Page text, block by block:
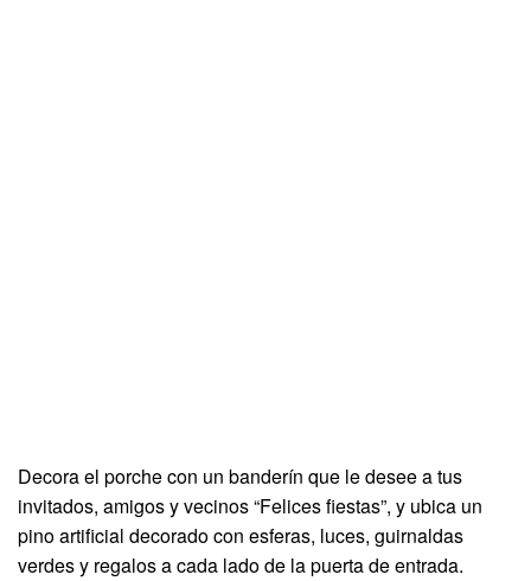
Decora el porche con un banderín que le desee a tus
invitados, amigos y vecinos “Felices fiestas”, y ubica un
pino artificial decorado con esferas, luces, guirnaldas
verdes y regalos a cada lado de la puerta de entrada.